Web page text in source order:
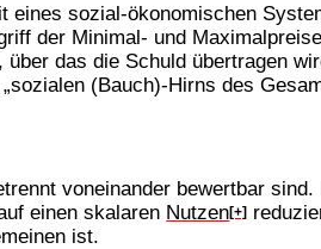
sozial-ökonomischen
der Minimal- und
über das die Schuld übertragen
(Bauch)-Hirns des
voneinander bewertbar sind.
einen skalaren Nutzen[+]
ist.